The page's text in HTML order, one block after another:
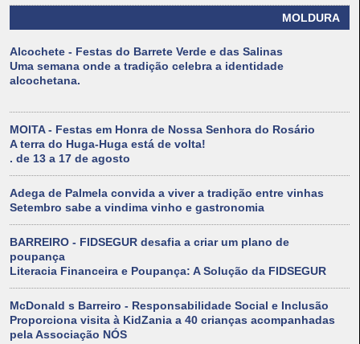
MOLDURA
Alcochete - Festas do Barrete Verde e das Salinas
Uma semana onde a tradição celebra a identidade
alcochetana.
MOITA - Festas em Honra de Nossa Senhora do Rosário
A terra do Huga-Huga está de volta!
. de 13 a 17 de agosto
Adega de Palmela convida a viver a tradição entre vinhas
Setembro sabe a vindima vinho e gastronomia
BARREIRO - FIDSEGUR desafia a criar um plano de
poupança
Literacia Financeira e Poupança: A Solução da FIDSEGUR
McDonald s Barreiro - Responsabilidade Social e Inclusão
Proporciona visita à KidZania a 40 crianças acompanhadas
pela Associação NÓS